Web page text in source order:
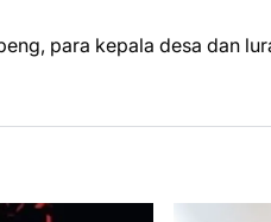
para kepala desa dan